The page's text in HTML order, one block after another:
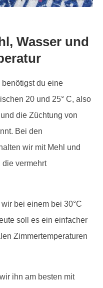
Wasser und
du eine
20 und 25° C, also
die Züchtung von
Bei den
wir mit Mehl und
die vermehrt
bei einem bei 30°C
soll es ein einfacher
Zimmertemperaturen
ihn am besten mit